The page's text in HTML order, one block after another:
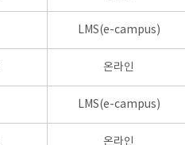
LMS(e-campus)
온라인
LMS(e-campus)
온라인